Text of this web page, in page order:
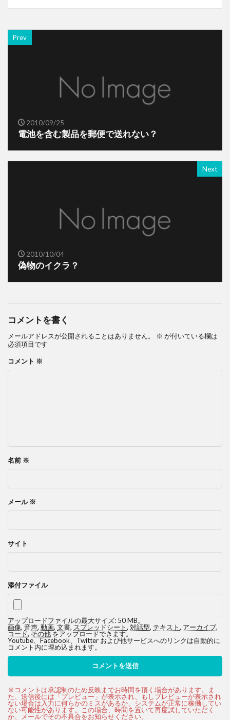
Prev
2010/09/25
電池を含む製品を郵便で送れない？
Next
2010/10/04
偽物のイクラ？
コメントを書く
メールアドレスが公開されることはありません。 ※ が付いている欄は
必須項目です
コメント ※
名前 ※
メール ※
サイト
添付ファイル
アップロードファイルの最大サイズ: 50 MB。
画像, 音声, 動画, 文書, スプレッドシート, 対話型, テキスト, アーカイブ,
コード,その他をアップロードできます。
Youtube、Facebook、Twitter および他サービスへのリンクは自動的に
コメント内に埋め込まれます。